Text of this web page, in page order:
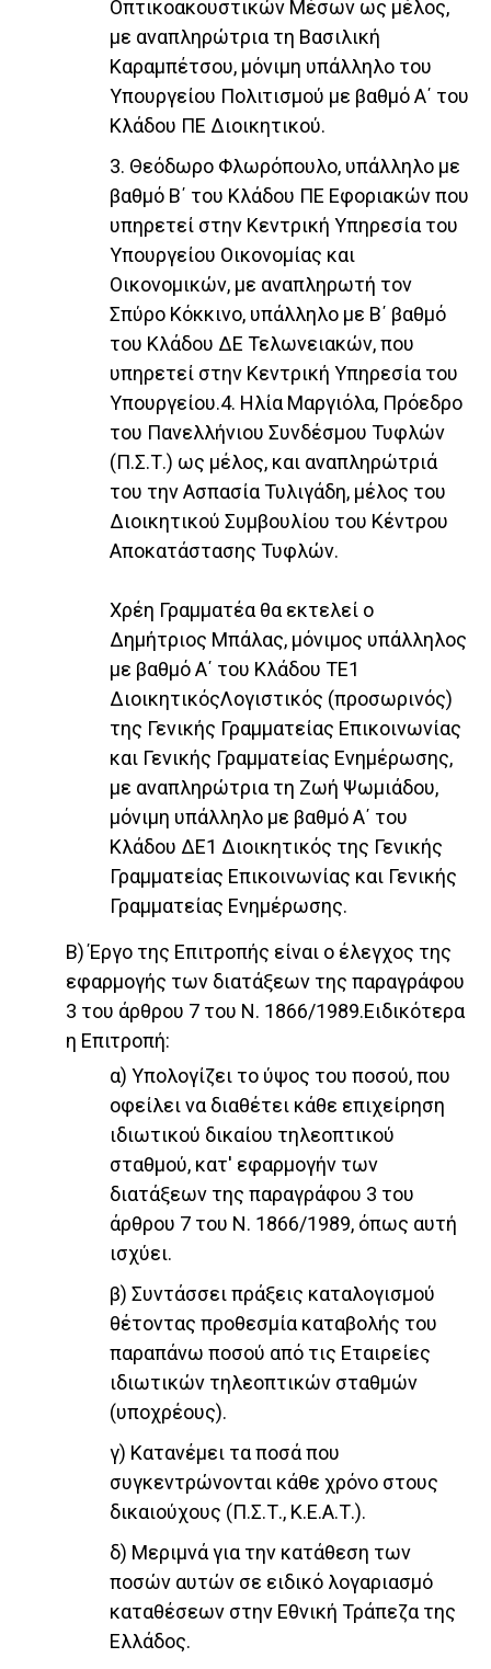
Οπτικοακουστικών Μέσων ως μέλος,
με αναπληρώτρια τη Βασιλική
Καραμπέτσου, μόνιμη υπάλληλο του
Υπουργείου Πολιτισμού με βαθμό Α΄ του
Κλάδου ΠΕ Διοικητικού.
3. Θεόδωρο Φλωρόπουλο, υπάλληλο με
βαθμό Β΄ του Κλάδου ΠΕ Εφοριακών που
υπηρετεί στην Κεντρική Υπηρεσία του
Υπουργείου Οικονομίας και
Οικονομικών, με αναπληρωτή τον
Σπύρο Κόκκινο, υπάλληλο με Β΄ βαθμό
του Κλάδου ΔΕ Τελωνειακών, που
υπηρετεί στην Κεντρική Υπηρεσία του
Υπουργείου.4. Ηλία Μαργιόλα, Πρόεδρο
του Πανελλήνιου Συνδέσμου Τυφλών
(Π.Σ.Τ.) ως μέλος, και αναπληρώτριά
του την Ασπασία Τυλιγάδη, μέλος του
Διοικητικού Συμβουλίου του Κέντρου
Αποκατάστασης Τυφλών.
Χρέη Γραμματέα θα εκτελεί ο
Δημήτριος Μπάλας, μόνιμος υπάλληλος
με βαθμό Α΄ του Κλάδου ΤΕ1
ΔιοικητικόςΛογιστικός (προσωρινός)
της Γενικής Γραμματείας Επικοινωνίας
και Γενικής Γραμματείας Ενημέρωσης,
με αναπληρώτρια τη Ζωή Ψωμιάδου,
μόνιμη υπάλληλο με βαθμό Α΄ του
Κλάδου ΔΕ1 Διοικητικός της Γενικής
Γραμματείας Επικοινωνίας και Γενικής
Γραμματείας Ενημέρωσης.
Β) Έργο της Επιτροπής είναι ο έλεγχος της
εφαρμογής των διατάξεων της παραγράφου
3 του άρθρου 7 του Ν. 1866/1989.Ειδικότερα
η Επιτροπή:
α) Υπολογίζει το ύψος του ποσού, που
οφείλει να διαθέτει κάθε επιχείρηση
ιδιωτικού δικαίου τηλεοπτικού
σταθμού, κατ' εφαρμογήν των
διατάξεων της παραγράφου 3 του
άρθρου 7 του Ν. 1866/1989, όπως αυτή
ισχύει.
β) Συντάσσει πράξεις καταλογισμού
θέτοντας προθεσμία καταβολής του
παραπάνω ποσού από τις Εταιρείες
ιδιωτικών τηλεοπτικών σταθμών
(υποχρέους).
γ) Κατανέμει τα ποσά που
συγκεντρώνονται κάθε χρόνο στους
δικαιούχους (Π.Σ.Τ., Κ.Ε.Α.Τ.).
δ) Μεριμνά για την κατάθεση των
ποσών αυτών σε ειδικό λογαριασμό
καταθέσεων στην Εθνική Τράπεζα της
Ελλάδος.